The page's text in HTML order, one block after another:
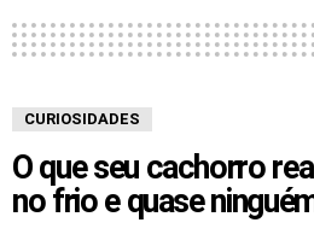
CURIOSIDADES
O que seu cachorro
no frio e quase